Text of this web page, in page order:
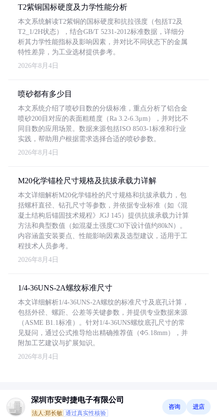
T2紫铜国标硬度及力学性能分析
本文系统解读T2紫铜的国标硬度和抗拉强度（包括T2及
T2_1/2H状态），结合GB/T 5231-2012标准数据，详细分
析其力学性能指标及影响因素，并对比不同状态下的金属
特性差异，为工业选材提供参考。
2026年8月4日
喷砂都有多少目
本文系统介绍了喷砂目数的分级标准，重点分析了铝合金
喷砂200目对应的表面粗糙度（Ra 3.2-6.3μm），并对比不
同目数的应用场景。数据来源包括ISO 8503-1标准和行业
实践，帮助用户根据需求选择合适的喷砂参数。
2026年8月4日
M20化学锚栓尺寸规格及抗拔承载力详解
本文详细解析M20化学锚栓的尺寸规格和抗拔承载力，包
括螺杆直径、钻孔尺寸等参数，并依据专业标准（如《混
凝土结构后锚固技术规程》JGJ 145）提供抗拔承载力计算
方法和典型数值（如混凝土强度C30下设计值约80kN）。
内容涵盖安装要点、性能影响因素及选型建议，适用于工
程技术人员参考。
2026年8月4日
1/4-36UNS-2A螺纹标准尺寸
本文详细解析1/4-36UNS-2A螺纹的标准尺寸及底孔计算，
包括外径、螺距、公差等关键参数，并提供专业数据来源
（ASME B1.1标准）。针对1/4-36UNS螺纹底孔尺寸的常
见疑问，通过公式推导给出精确推荐值（Φ5.18mm），并
附加工艺建议与扩展知识。
2026年8月4日
深圳市安时捷电子有限公司
法人:郑长敏 通过真实性核验
咨询 进店